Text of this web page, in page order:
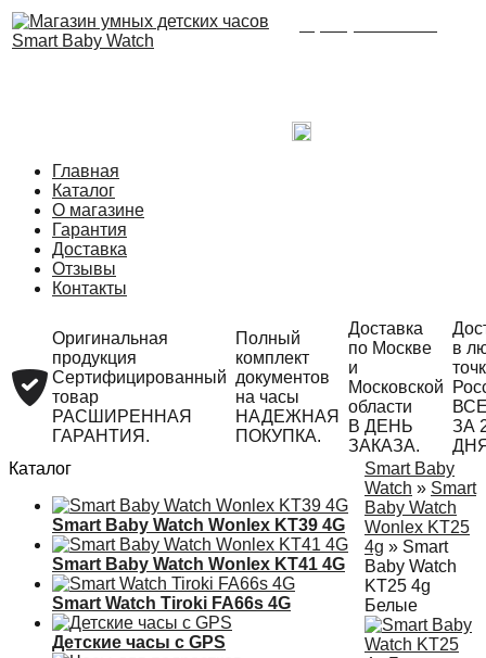
Главная
Каталог
О магазине
Гарантия
Доставка
Отзывы
Контакты
Оригинальная
продукция
Сертифицированный
товар
РАСШИРЕННАЯ
ГАРАНТИЯ.
Полный
комплект
документов
на часы
НАДЕЖНАЯ
ПОКУПКА.
Доставка
по Москве
и
Московской
области
В ДЕНЬ
ЗАКАЗА.
в
ЗА
Каталог
Smart Baby Watch Wonlex KT39 4G
Smart Baby Watch Wonlex KT41 4G
Smart Watch Tiroki FA66s 4G
Детские часы с GPS
Smart Baby
Watch » Smart
Baby Watch
Wonlex KT25
4g » Smart
Baby Watch
KT25 4g
Белые